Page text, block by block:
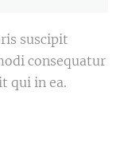
suscipit
consequatur
qui in ea.